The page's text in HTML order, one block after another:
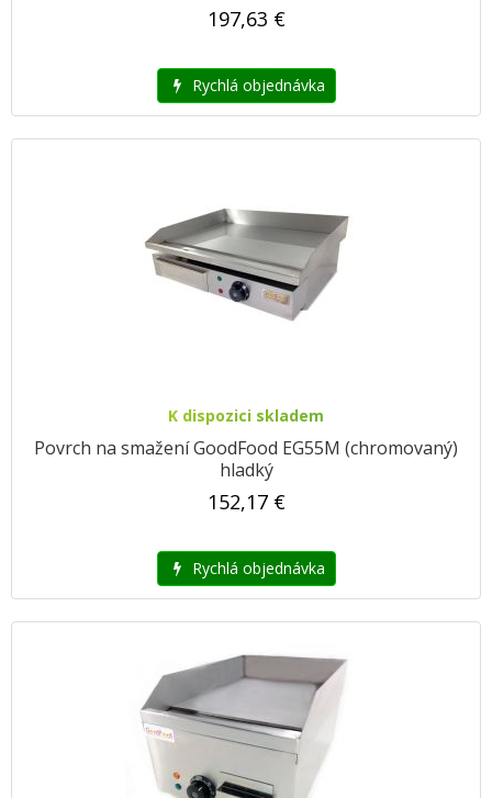
197,63 €
Rychlá objednávka
K dispozici skladem
Povrch na smažení GoodFood EG55M (chromovaný)
hladký
152,17 €
Rychlá objednávka